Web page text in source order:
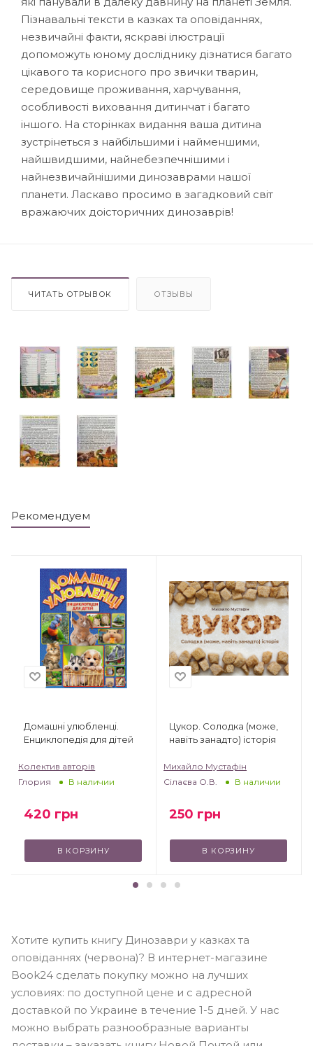
Пізнавальні тексти в казках та оповіданнях,
незвичайні факти, яскраві ілюстрації
допоможуть юному досліднику дізнатися багато
цікавого та корисного про звички тварин,
середовище проживання, харчування,
особливості виховання дитинчат і багато
іншого. На сторінках видання ваша дитина
зустрінеться з найбільшими і найменшими,
найшвидшими, найнебезпечнішими і
найнезвичайнішими динозаврами нашої
планети. Ласкаво просимо в загадковий світ
вражаючих доісторичних динозаврів!
ЧИТАТЬ ОТРЫВОК ОТЗЫВЫ
Рекомендуем
Домашні улюбленці.
Енциклопедія для дітей
Колектив авторів
Глория
В наличии
420 грн
В КОРЗИНУ
Цукор. Солодка (може,
навіть занадто) історія
Михайло Мустафін
Сілаєва О.В.
В наличии
250 грн
В КОРЗИНУ
Хотите купить книгу Динозаври у казках та
оповіданнях (червона)? В интернет-магазине
Book24 сделать покупку можно на лучших
условиях: по доступной цене и с адресной
доставкой по Украине в течение 1-5 дней. У нас
можно выбрать разнообразные варианты